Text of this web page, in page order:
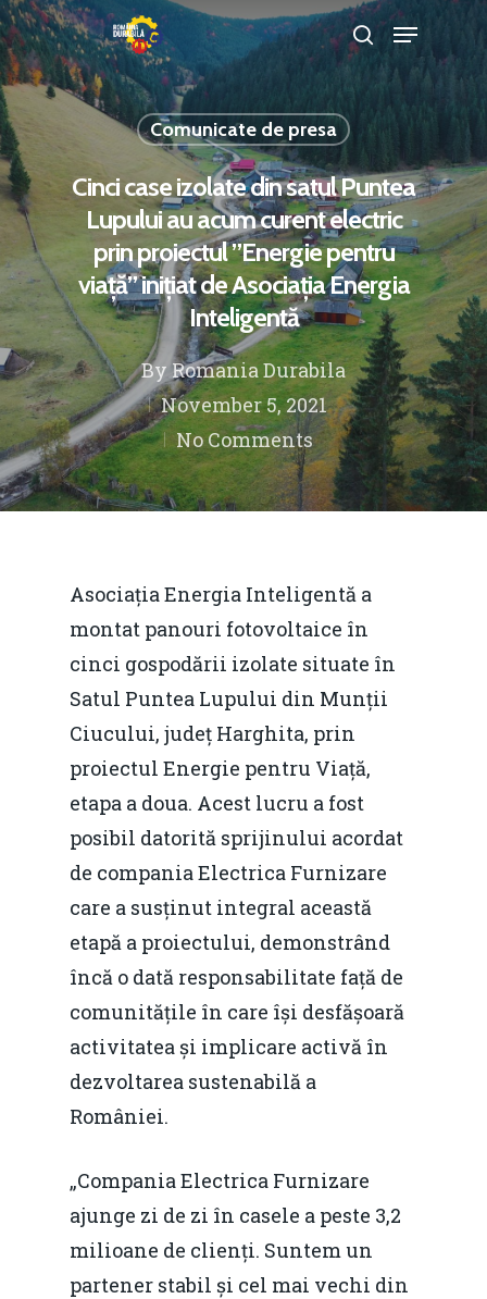
Hit enter to search or ESC to close
Comunicate de presa
Cinci case izolate din satul Puntea
Lupului au acum curent electric
prin proiectul ”Energie pentru
viață” inițiat de Asociația Energia
Inteligentă
ByRomania Durabila
November 5, 2021
No Comments
Asociația Energia Inteligentă a
montat panouri fotovoltaice în
cinci gospodării izolate situate în
Satul Puntea Lupului din Munții
Ciucului, județ Harghita, prin
proiectul Energie pentru Viață,
etapa a doua. Acest lucru a fost
posibil datorită sprijinului acordat
de compania Electrica Furnizare
care a susținut integral această
etapă a proiectului, demonstrând
încă o dată responsabilitate față de
comunitățile în care își desfășoară
activitatea și implicare activă în
dezvoltarea sustenabilă a
României.
„Compania Electrica Furnizare
ajunge zi de zi în casele a peste 3,2
milioane de clienți. Suntem un
partener stabil și cel mai vechi din